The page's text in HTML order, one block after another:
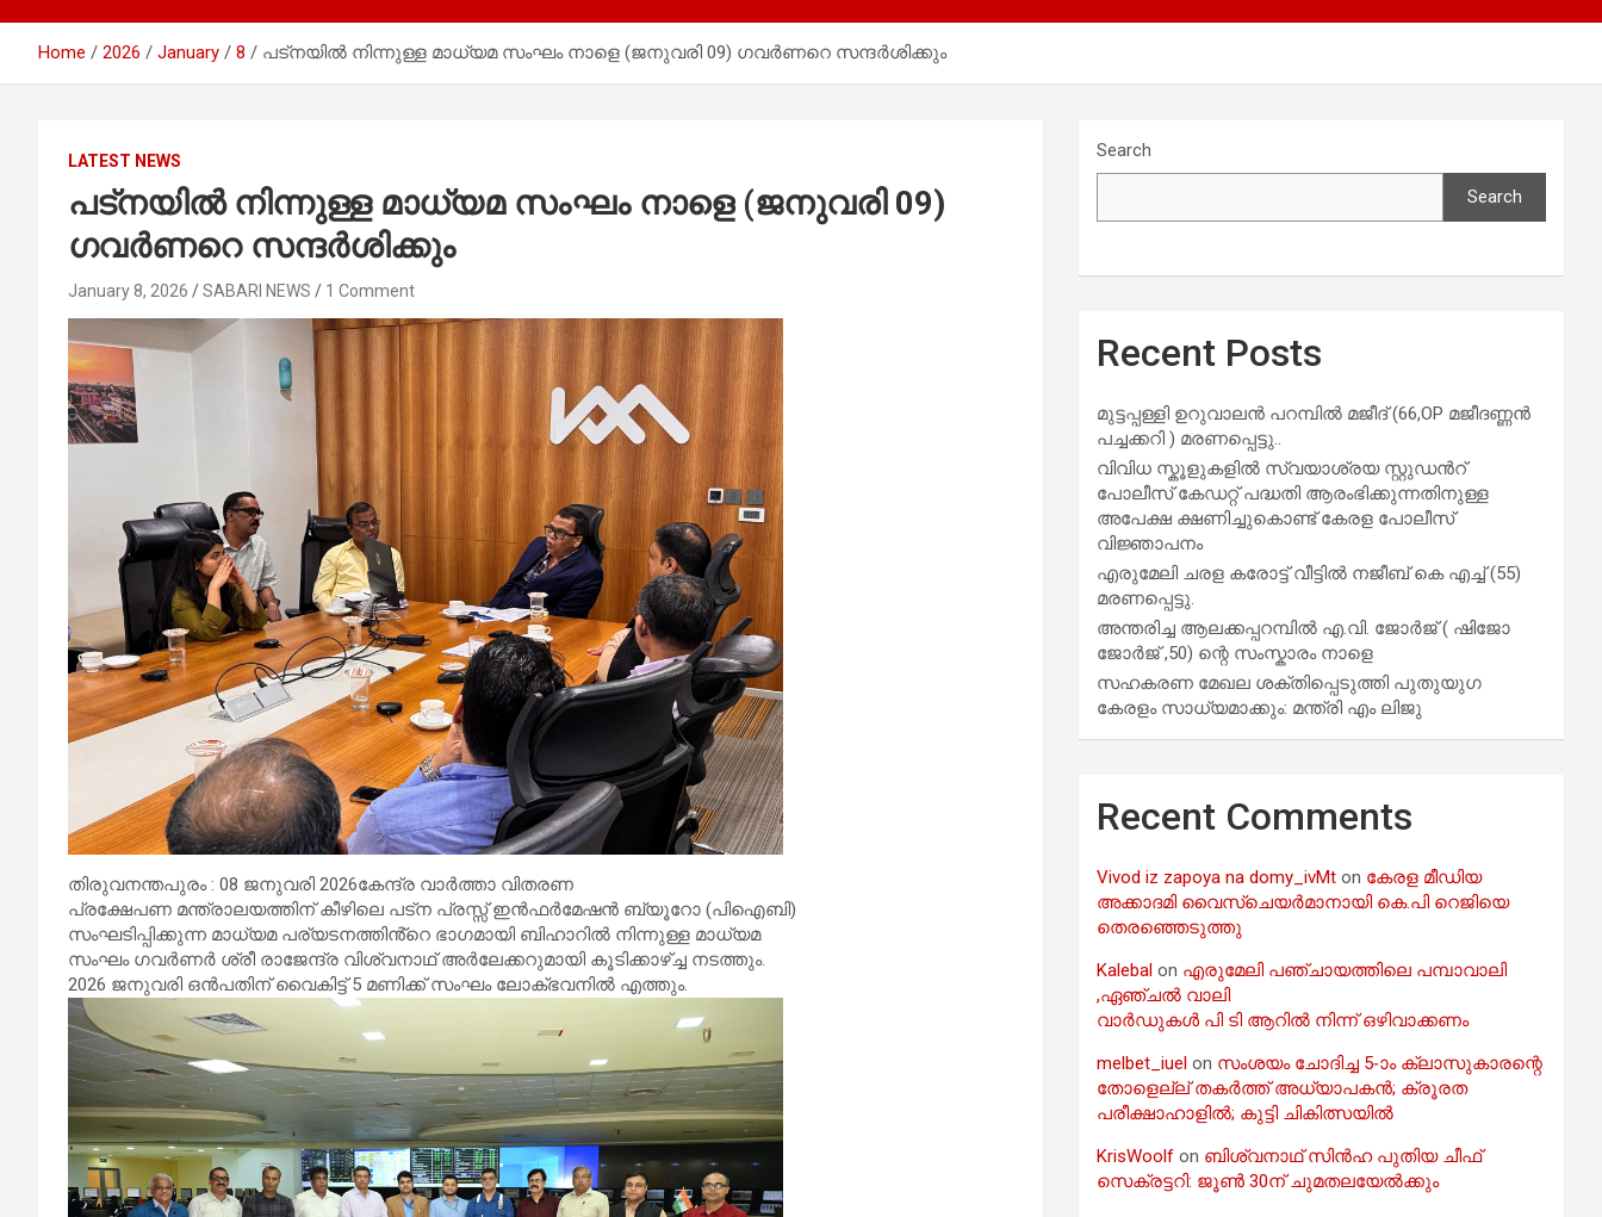
Home 2026 January 8 പട്നയിൽ നിന്നുള്ള മാധ്യമ സംഘം നാളെ (ജനുവരി 09) ഗവർണറെ സന്ദർശിക്കും
LATEST NEWS
പട്നയിൽ നിന്നുള്ള മാധ്യമ സംഘം നാളെ (ജനുവരി 09)
ഗവർണറെ സന്ദർശിക്കും
January 8, 2026 SABARI NEWS 1 Comment
തിരുവനന്തപുരം : 08 ജനുവരി 2026കേന്ദ്ര വാർത്താ വിതരണ
പ്രക്ഷേപണ മന്ത്രാലയത്തിന് കീഴിലെ പട്ന പ്രസ്സ് ഇൻഫർമേഷൻ ബ്യൂറോ (പിഐബി)
സംഘടിപ്പിക്കുന്ന മാധ്യമ പര്യടനത്തിൻ്റെ ഭാഗമായി ബിഹാറിൽ നിന്നുള്ള മാധ്യമ
സംഘം ഗവർണർ ശ്രീ രാജേന്ദ്ര വിശ്വനാഥ് അർലേക്കറുമായി കൂടിക്കാഴ്ച്ച നടത്തും.
2026 ജനുവരി ഒൻപതിന് വൈകിട്ട് 5 മണിക്ക് സംഘം ലോക്ഭവനിൽ എത്തും.
Search
Search
Recent Posts
മുട്ടപ്പള്ളി ഉറുവാലൻ പറമ്പിൽ മജീദ് (66,OP മജീദണ്ണൻ
പച്ചക്കറി ) മരണപ്പെട്ടു..
വിവിധ സ്കൂളുകളില്‍ സ്വയാശ്രയ സ്റ്റുഡന്‍റ്
പോലീസ് കേഡറ്റ് പദ്ധതി ആരംഭിക്കുന്നതിനുള്ള
അപേക്ഷ ക്ഷണിച്ചുകൊണ്ട് കേരള പോലീസ്
വിജ്ഞാപനം
എരുമേലി ചരള കരോട്ട് വീട്ടിൽ നജീബ് കെ എച്ച് (55)
മരണപ്പെട്ടു.
അന്തരിച്ച ആ​ല​ക്ക​പ്പ​റമ്പിൽ​ എ.​വി. ജോ​ർ​ജ് ( ഷിജോ
ജോർജ് ,50) ന്റെ സംസ്കാരം നാളെ
സഹകരണ മേഖല ശക്തിപ്പെടുത്തി പുതുയുഗ
കേരളം സാധ്യമാക്കും: മന്ത്രി എം ലിജു
Recent Comments
Vivod iz zapoya na domy_ivMt on കേരള മീഡിയ
അക്കാദമി വൈസ്ചെയർമാനായി കെ.പി റെജിയെ
തെരഞ്ഞെടുത്തു
Kalebal on എരുമേലി പഞ്ചായത്തിലെ പമ്പാവാലി
,ഏഞ്ചൽ വാലി
വാർഡുകൾ പി ടി ആറിൽ നിന്ന് ഒഴിവാക്കണം
melbet_iuel on സംശയം ചോദിച്ച 5-ാം ക്ലാസുകാരന്റെ
തോളെല്ല് തകർത്ത് അധ്യാപകൻ; ക്രൂരത
പരീക്ഷാഹാളിൽ; കുട്ടി ചികിത്സയിൽ
KrisWoolf on ബിശ്വനാഥ് സിൻഹ പുതിയ ചീഫ്
സെക്രട്ടറി: ജൂൺ 30ന് ചുമതലയേൽക്കും